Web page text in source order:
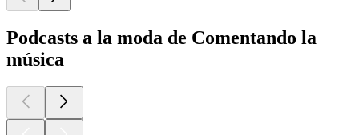
Podcasts a la moda de Comentando la
música